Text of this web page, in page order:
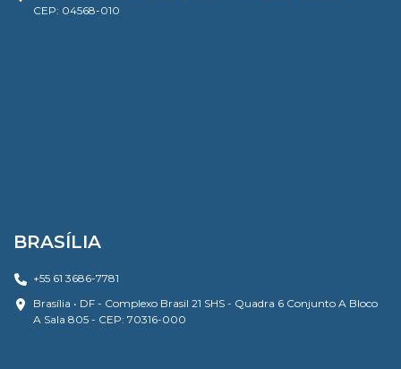
CEP: 04568-010
BRASÍLIA
+55 61 3686-7781
Brasília • DF - Complexo Brasil 21 SHS - Quadra 6 Conjunto A Bloco
A Sala 805 - CEP: 70316-000